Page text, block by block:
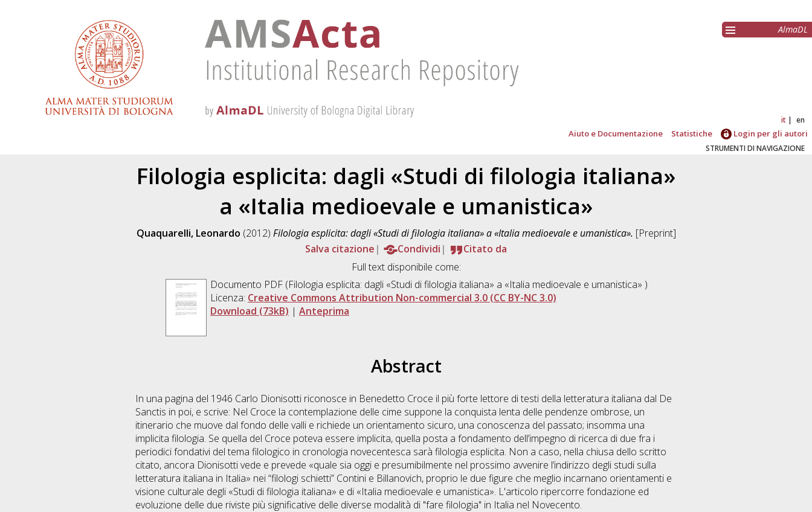
AlmaDL
it en
Aiuto e Documentazione Statistiche Login per gli autori
STRUMENTI DI NAVIGAZIONE
Filologia esplicita: dagli «Studi di filologia italiana»
a «Italia medioevale e umanistica»
Quaquarelli, Leonardo (2012) Filologia esplicita: dagli «Studi di filologia italiana» a «Italia medioevale e umanistica». [Preprint]
Salva citazione
Condividi
Citato da
Full text disponibile come:
Documento PDF (Filologia esplicita: dagli «Studi di filologia italiana» a «Italia medioevale e umanistica» )
Licenza: Creative Commons Attribution Non-commercial 3.0 (CC BY-NC 3.0)
Download (73kB) | Anteprima
Abstract
In una pagina del 1946 Carlo Dionisotti riconosce in Benedetto Croce il più forte lettore di testi della letteratura italiana dal De
Sanctis in poi, e scrive: Nel Croce la contemplazione delle cime suppone la conquista lenta delle pendenze ombrose, un
itinerario che muove dal fondo delle valli e richiede un orientamento sicuro, una conoscenza del passato; insomma una
implicita filologia. Se quella del Croce poteva essere implicita, quella posta a fondamento dell’impegno di ricerca di due fra i
periodici fondativi del tema filologico in cronologia novecentesca sarà filologia esplicita. Non a caso, nella chiusa dello scritto
citato, ancora Dionisotti vede e prevede «quale sia oggi e presumibilmente nel prossimo avvenire l’indirizzo degli studi sulla
letteratura italiana in Italia» nei “filologi schietti” Contini e Billanovich, proprio le due figure che meglio incarnano orientamenti e
visione culturale degli «Studi di filologia italiana» e di «Italia medioevale e umanistica». L'articolo ripercorre fondazione ed
evoluzione delle due riviste più significative delle diverse modalità di "fare filologia" in Italia nel Novecento.